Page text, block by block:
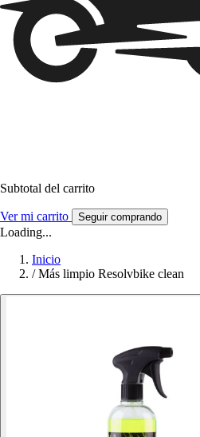
Subtotal del carrito
Ver mi carrito Seguir comprando
Loading...
Inicio
/ Más limpio Resolvbike clean